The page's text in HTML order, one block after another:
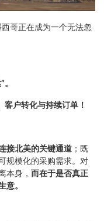
哥正在成为一个无法忽
客户转化与持续订单！
接北美的关键通道 ；既
规模化的采购需求。对
本身， 而在于是否真正
意。